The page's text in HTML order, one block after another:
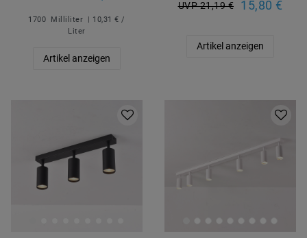
1700 Milliliter | 10,31 € /
Liter
Artikel anzeigen
UVP 21,19 € 15,80 €
Artikel anzeigen